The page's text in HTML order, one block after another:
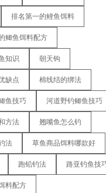
排名第一的鲤鱼饵料
鲫鱼饵料配方
知识 朝天钩
缺点 棉线结的绑法
鱼技巧 河道野钓鲫鱼技巧
方法 翘嘴鱼怎么钓
法 草鱼商品饵料哪款好
跑铅钓法 路亚钓鱼技
料配方